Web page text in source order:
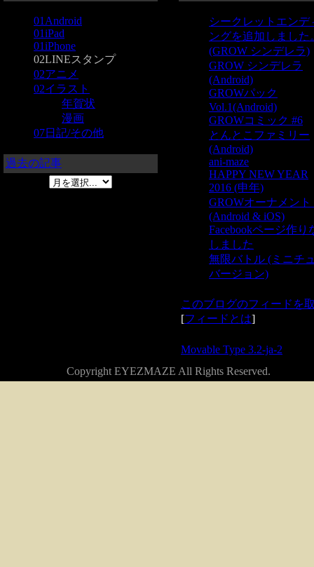
01Android
01iPad
01iPhone
02LINEスタンプ
02アニメ
02イラスト
年賀状
漫画
07日記/その他
過去の記事
シークレットエンデ
ングを追加しました
(GROW シンデレラ)
GROW シンデレラ
(Android)
GROWパック
Vol.1(Android)
GROWコミック #6
とんとこファミリー
(Android)
ani-maze
HAPPY NEW YEAR
2016 (申年)
GROWオーナメン
(Android & iOS)
Facebookページ作り
しました
無限バトル (ミニチ
バージョン)
このブログのフィードを
[フィードとは]
Movable Type 3.2-ja-2
Copyright EYEZMAZE All Rights Reserved.